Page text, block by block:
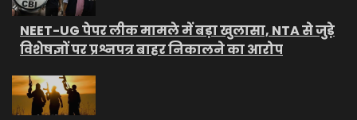
NEET-UG पेपर लीक मामले में बड़ा खुलासा, NTA से जुड़े
विशेषज्ञों पर प्रश्नपत्र बाहर निकालने का आरोप